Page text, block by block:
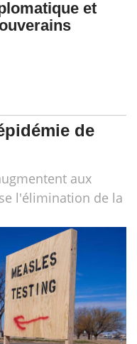
et
de
aux
l'élimination de la